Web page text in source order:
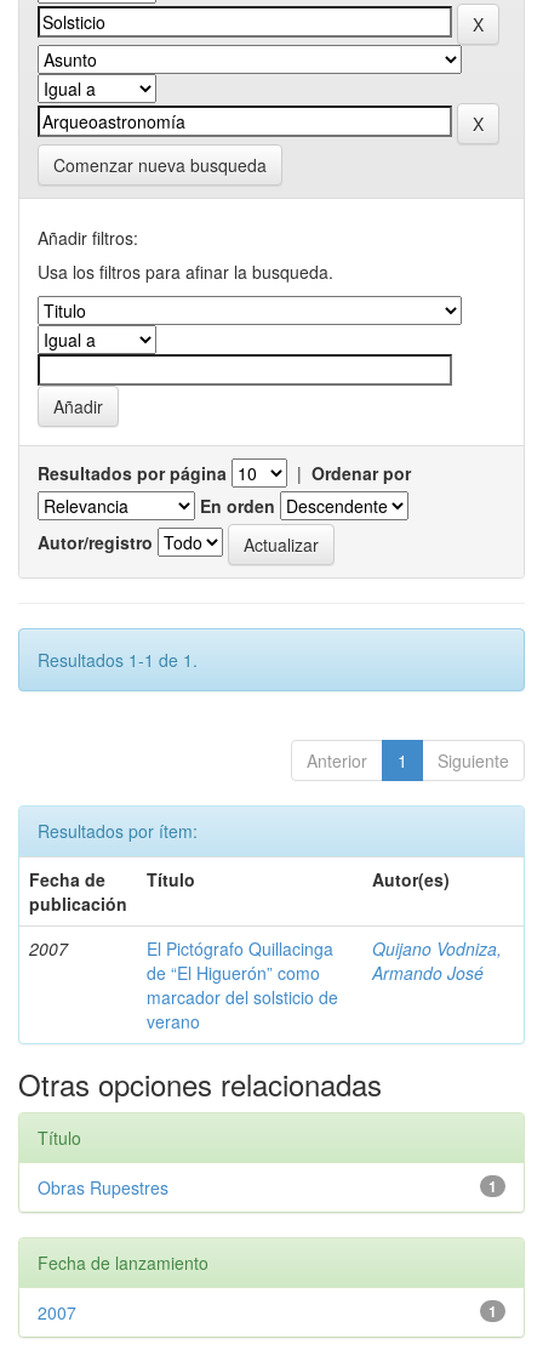
Comenzar nueva busqueda
Añadir filtros:
Usa los filtros para afinar la busqueda.
Resultados por página | Ordenar por
En orden
Autor/registro
Resultados 1-1 de 1.
Anterior 1 Siguiente
Resultados por ítem:
Fecha de
publicación
Título Autor(es)
2007
El Pictógrafo Quillacinga
de “El Higuerón” como
marcador del solsticio de
verano
Quijano Vodniza,
Armando José
Otras opciones relacionadas
Título
1
Obras Rupestres
Fecha de lanzamiento
1
2007